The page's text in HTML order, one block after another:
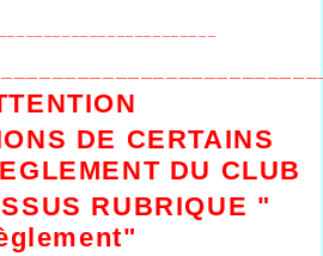
DE CERTAINS
DU CLUB
RUBRIQUE "